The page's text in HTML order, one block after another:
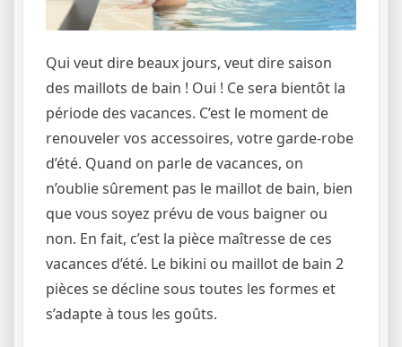
Qui veut dire beaux jours, veut dire saison
des maillots de bain ! Oui ! Ce sera bientôt la
période des vacances. C’est le moment de
renouveler vos accessoires, votre garde-robe
d’été. Quand on parle de vacances, on
n’oublie sûrement pas le maillot de bain, bien
que vous soyez prévu de vous baigner ou
non. En fait, c’est la pièce maîtresse de ces
vacances d’été. Le bikini ou maillot de bain 2
pièces se décline sous toutes les formes et
s’adapte à tous les goûts.